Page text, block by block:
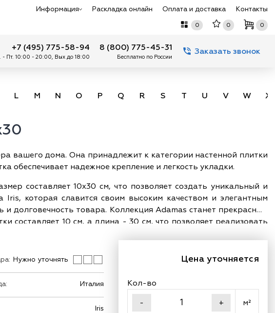
Информация Раскладка онлайн Оплата и доставка Контакты
0 0 0
+7 (495) 775-58-94
- Пт. 10:00 - 20:00, Вых до 18:00
8 (800) 775-45-31
Бесплатно по России
Заказать звонок
L M N O P Q R S T U V W X
вашего дома. Она принадлежит к категории настенной плитки
обеспечивает надежное крепление и легкость укладки.
составляет 10х30 см, что позволяет создать уникальный и
которая славится своим высоким качеством и элегантным
долговечность товара. Коллекция Adamas станет прекрасным
составляет 10 см, а длина - 30 см, что позволяет реализовать
Нужно уточнять
Италия
Iris
Цена уточняется
Кол-во
-
+ м²